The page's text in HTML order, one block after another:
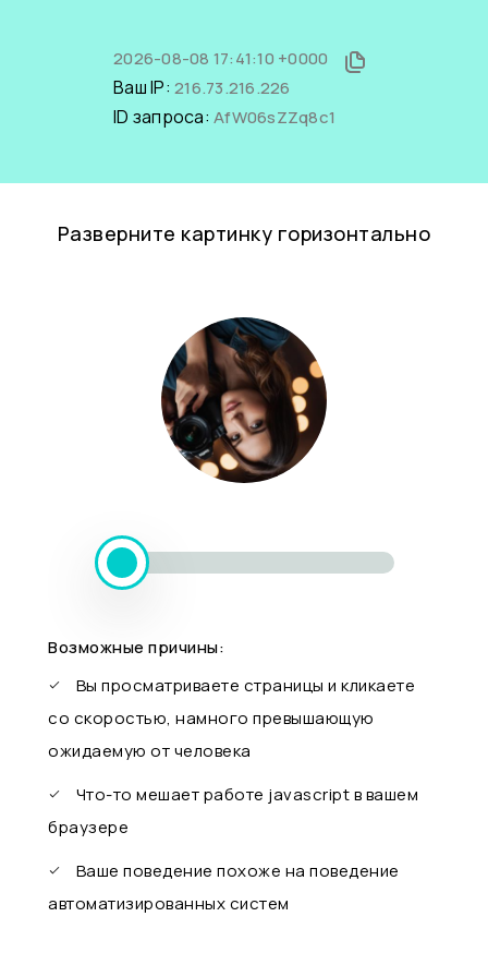
2026-08-08 17:41:10 +0000
Ваш IP: 216.73.216.226
ID запроса: AfW06sZZq8c1
Разверните картинку горизонтально
Возможные причины:
Вы просматриваете страницы и кликаете
со скоростью, намного превышающую
ожидаемую от человека
Что-то мешает работе javascript в вашем
браузере
Ваше поведение похоже на поведение
автоматизированных систем